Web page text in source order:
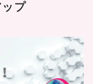
プ